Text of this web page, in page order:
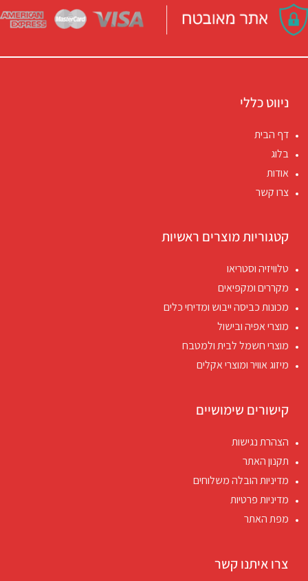
ניווט כללי
דף הבית
בלוג
אודות
צרו קשר
קטגוריות מוצרים ראשיות
טלוויזיה וסטריאו
מקררים ומקפיאים
מכונות כביסה ייבוש ומדיחי כלים
מוצרי אפיה ובישול
מוצרי חשמל לבית ולמטבח
מיזוג אוויר ומוצרי אקלים
קישורים שימושיים
הצהרת נגישות
תקנון האתר
מדיניות הובלה משלוחים
מדיניות פרטיות
מפת האתר
צרו איתנו קשר